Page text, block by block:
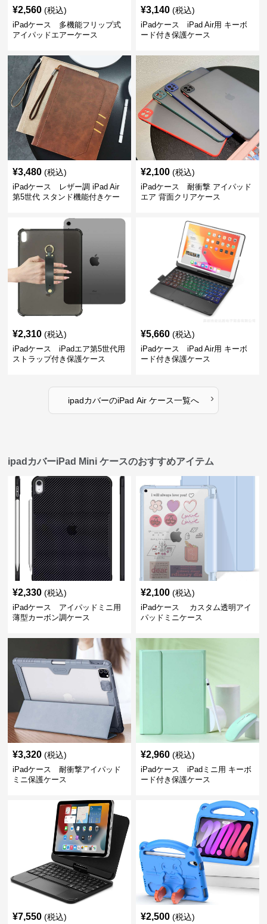
¥2,560 (税込)
iPadケース 多機能フリップ式
アイパッドエアーケース
¥3,140 (税込)
iPadケース iPad Air用 キーボ
ード付き保護ケース
¥3,480 (税込)
iPadケース レザー調 iPad Air
第5世代 スタンド機能付きケー
¥2,100 (税込)
iPadケース 耐衝撃 アイパッド
エア 背面クリアケース
¥2,310 (税込)
iPadケース iPadエア第5世代用
ストラップ付き保護ケース
¥5,660 (税込)
iPadケース iPad Air用 キーボ
ード付き保護ケース
ipadカバーのiPad Air ケース一覧へ ›
ipadカバーiPad Mini ケースのおすすめアイテム
¥2,330 (税込)
iPadケース アイパッドミニ用
薄型カーボン調ケース
¥2,100 (税込)
iPadケース カスタム透明アイ
パッドミニケース
¥3,320 (税込)
iPadケース 耐衝撃アイパッド
ミニ保護ケース
¥2,960 (税込)
iPadケース iPadミニ用 キーボ
ード付き保護ケース
¥7,550 (税込) ¥2,500 (税込)